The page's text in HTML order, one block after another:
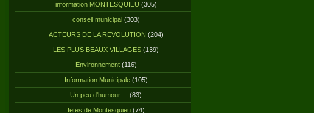
information MONTESQUIEU (305)
conseil municipal(303)
ACTEURS DE LA REVOLUTION (204)
LES PLUS BEAUX VILLAGES (139)
Environnement(116)
Information Municipale(105)
Un peu d'humour :.. (83)
fetes de Montesquieu(74)